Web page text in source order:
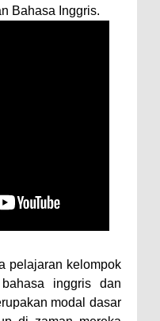
Bahasa Inggris.
pelajaran kelompok
inggris dan
modal dasar